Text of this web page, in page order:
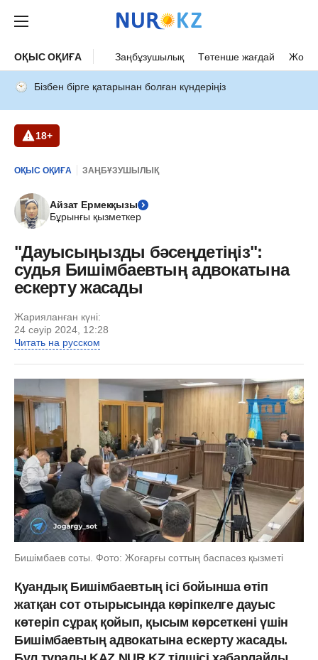
ОҚЫС ОҚИҒА Заңбұзушылық Төтенше жағдай Жол
Бізбен бірге қатарынан болған күндеріңіз
18+
ОҚЫС ОҚИҒА ЗАҢБҰЗУШЫЛЫҚ
Айзат Ермекқызы
Бұрынғы қызметкер
"Дауысыңызды бәсеңдетіңіз":
судья Бишімбаевтың адвокатына
ескерту жасады
Жарияланған күні:
24 сәуір 2024, 12:28
Читать на русском
Бишімбаев соты. Фото: Жоғарғы соттың баспасөз қызметі
Қуандық Бишімбаевтың ісі бойынша өтіп
жатқан сот отырысында көріпкелге дауыс
көтеріп сұрақ қойып, қысым көрсеткені үшін
Бишімбаевтың адвокатына ескерту жасады.